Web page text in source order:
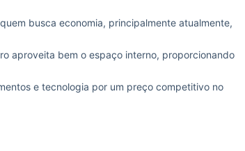
busca economia, principalmente atualmente,
aproveita bem o espaço interno, proporcionando
e tecnologia por um preço competitivo no